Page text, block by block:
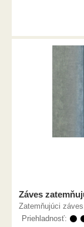
Záves
Zatemňujúci
Priehladnosť: ⚫